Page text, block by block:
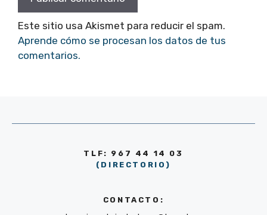
Este sitio usa Akismet para reducir el spam.
Aprende cómo se procesan los datos de tus
comentarios.
TLF: 967 44 14 03
(DIRECTORIO)
CONTACTO: